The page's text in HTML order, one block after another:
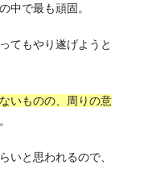
中で最も頑固。
てもやり遂げようと
いものの、周りの意
。
いと思われるので、